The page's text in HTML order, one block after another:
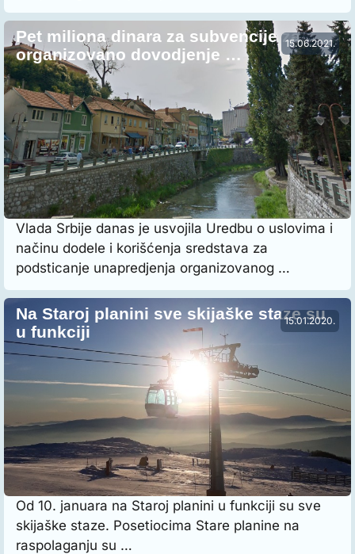
15.06.2021.
Pet miliona dinara za subvencije za
organizovano dovodjenje …
Vlada Srbije danas je usvojila Uredbu o uslovima i
načinu dodele i korišćenja sredstava za
podsticanje unapredjenja organizovanog …
15.01.2020.
Na Staroj planini sve skijaške staze su
u funkciji
Od 10. januara na Staroj planini u funkciji su sve
skijaške staze. Posetiocima Stare planine na
raspolaganju su …